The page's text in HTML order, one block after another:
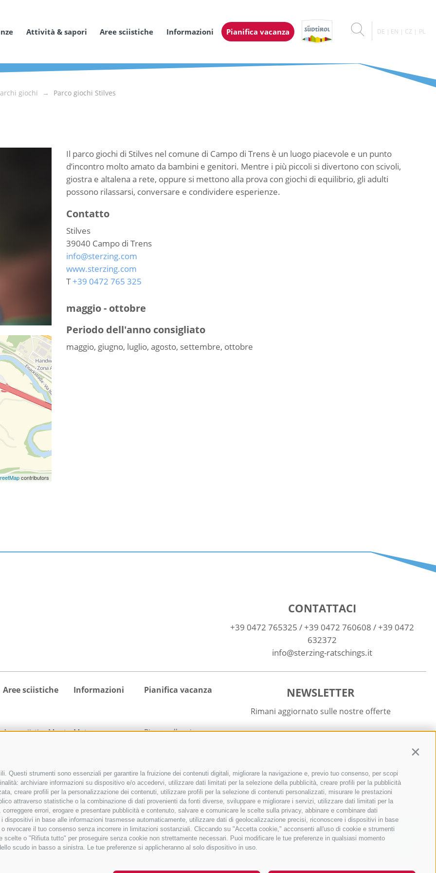
Questi strumenti sono essenziali per garantire la fruizione dei contenuti digitali, migliorare la navigazione e, previo tuo consenso, per scopi
archiviare informazioni su dispositivo e/o accedervi, utilizzare dati limitati per la selezione della pubblicità, creare profili per la pubblicità
creare profili per la personalizzazione dei contenuti, utilizzare profili per la selezione di contenuti personalizzati, misurare le prestazioni
attraverso statistiche o la combinazione di dati provenienti da fonti diverse, sviluppare e migliorare i servizi, utilizzare dati limitati per la
errori, erogare e presentare pubblicità e contenuto, salvare e comunicare le scelte sulla privacy, abbinare e combinare dati
in base alle informazioni trasmesse automaticamente, utilizzare dati di geolocalizzazione precisi, riconoscere i dispositivi in base
revocare il tuo consenso senza incorrere in limitazioni sostanziali. Cliccando su "Accetta cookie," acconsenti all'uso di cookie e strumenti
o "Rifiuta tutto" per proseguire senza cookie non strettamente necessari. Puoi modificare le tue preferenze in qualsiasi momento
scudo in basso a sinistra. Le tue preferenze si applicheranno al solo dispositivo in uso.
Attività & sapori Aree sciistiche Informazioni Pianifica vacanza DE EN CZ PL
giochi Parco giochi Stilves
contributors
Il parco giochi di Stilves nel comune di Campo di Trens è un luogo piacevole e un punto
d’incontro molto amato da bambini e genitori. Mentre i più piccoli si divertono con scivoli,
giostra e altalena a rete, oppure si mettono alla prova con giochi di equilibrio, gli adulti
possono rilassarsi, conversare e condividere esperienze.
Contatto
Stilves
39040 Campo di Trens
info@sterzing.com
www.sterzing.com
T+39 0472 765 325
maggio - ottobre
Periodo dell'anno consigliato
maggio, giugno, luglio, agosto, settembre, ottobre
CONTATTACI
+39 0472 765325 / +39 0472 760608 / +39 0472
632372
info@sterzing-ratschings.it
Aree sciistiche
Area sciistica Monte
Racines-Giovo
Area sciistica
Ladurns
1 skipass per tutte le
aree sciistiche
Informazioni
Meteo
manifestazioni
Richiesta cataloghi
Downloads
Foto
Video
Blog
Guestnet
Pianifica vacanza
Ricerca alloggio
activeCARD Racines
activeCARD Vipiteno
Colle Isarco CARD
Come arrivare
NEWSLETTER
Rimani aggiornato sulle nostre offerte
Registrati